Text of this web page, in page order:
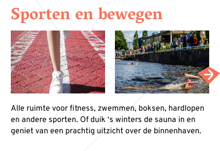
Sporten en bewegen
Alle ruimte voor fitness, zwemmen, boksen, hardlopen
en andere sporten. Of duik ‘s winters de sauna in en
geniet van een prachtig uitzicht over de binnenhaven.